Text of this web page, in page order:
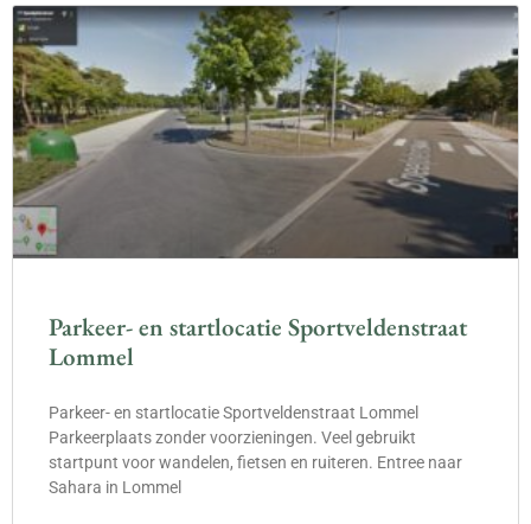
Parkeer- en startlocatie Sportveldenstraat
Lommel
Parkeer- en startlocatie Sportveldenstraat Lommel
Parkeerplaats zonder voorzieningen. Veel gebruikt
startpunt voor wandelen, fietsen en ruiteren. Entree naar
Sahara in Lommel